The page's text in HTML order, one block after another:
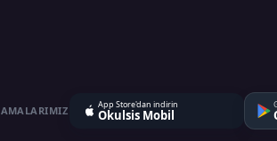
App Store'dan indirin
Okulsis Mobil